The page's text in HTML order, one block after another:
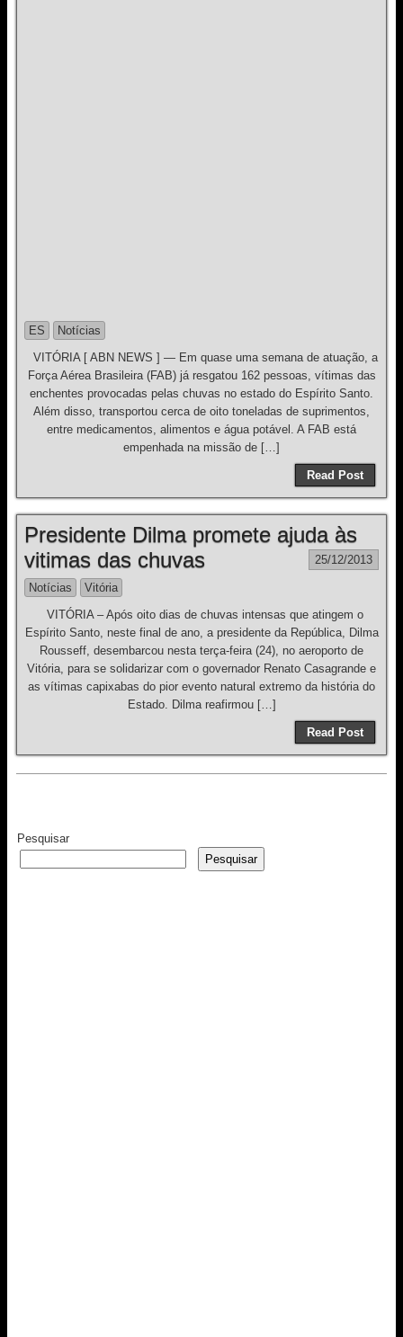
ES
Notícias
VITÓRIA [ ABN NEWS ] — Em quase uma semana de atuação, a
Força Aérea Brasileira (FAB) já resgatou 162 pessoas, vítimas das
enchentes provocadas pelas chuvas no estado do Espírito Santo.
Além disso, transportou cerca de oito toneladas de suprimentos,
entre medicamentos, alimentos e água potável. A FAB está
empenhada na missão de […]
Read Post
Presidente Dilma promete ajuda às
vitimas das chuvas
25/12/2013
Notícias
Vitória
VITÓRIA – Após oito dias de chuvas intensas que atingem o
Espírito Santo, neste final de ano, a presidente da República, Dilma
Rousseff, desembarcou nesta terça-feira (24), no aeroporto de
Vitória, para se solidarizar com o governador Renato Casagrande e
as vítimas capixabas do pior evento natural extremo da história do
Estado. Dilma reafirmou […]
Read Post
Pesquisar
Pesquisar